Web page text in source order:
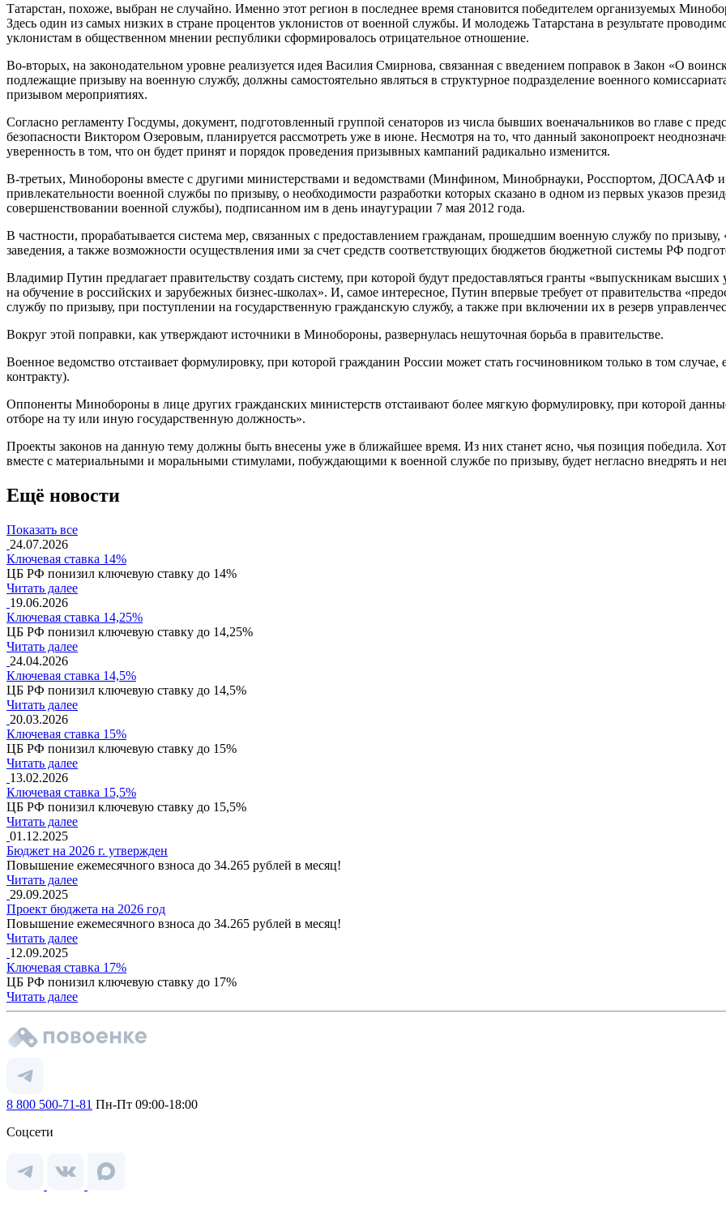
Татарстан, похоже, выбран не случайно. Именно этот регион в последнее время становится победителем организуемых
Здесь один из самых низких в стране процентов уклонистов от военной службы. И молодежь Татарстана в результате
уклонистам в общественном мнении республики сформировалось отрицательное отношение.
Во-вторых, на законодательном уровне реализуется идея Василия Смирнова, связанная с введением поправок в Закон «О
подлежащие призыву на военную службу, должны самостоятельно являться в структурное подразделение военного
призывом мероприятиях.
Согласно регламенту Госдумы, документ, подготовленный группой сенаторов из числа бывших военачальников во главе с
безопасности Виктором Озеровым, планируется рассмотреть уже в июне. Несмотря на то, что данный законопроект
уверенность в том, что он будет принят и порядок проведения призывных кампаний радикально изменится.
В-третьих, Минобороны вместе с другими министерствами и ведомствами (Минфином, Минобрнауки, Росспортом, ДОСААФ
привлекательности военной службы по призыву, о необходимости разработки которых сказано в одном из первых указов
совершенствовании военной службы), подписанном им в день инаугурации 7 мая 2012 года.
В частности, прорабатывается система мер, связанных с предоставлением гражданам, прошедшим военную службу по
заведения, а также возможности осуществления ими за счет средств соответствующих бюджетов бюджетной системы РФ
Владимир Путин предлагает правительству создать систему, при которой будут предоставляться гранты «выпускникам
на обучение в российских и зарубежных бизнес-школах». И, самое интересное, Путин впервые требует от правительства
службу по призыву, при поступлении на государственную гражданскую службу, а также при включении их в резерв
Вокруг этой поправки, как утверждают источники в Минобороны, развернулась нешуточная борьба в правительстве.
Военное ведомство отстаивает формулировку, при которой гражданин России может стать госчиновником только в том
контракту).
Оппоненты Минобороны в лице других гражданских министерств отстаивают более мягкую формулировку, при которой
отборе на ту или иную государственную должность».
Проекты законов на данную тему должны быть внесены уже в ближайшее время. Из них станет ясно, чья позиция победила.
вместе с материальными и моральными стимулами, побуждающими к военной службе по призыву, будет негласно внедрять и
Ещё новости
Показать все
24.07.2026
Ключевая ставка 14%
ЦБ РФ понизил ключевую ставку до 14%
Читать далее
19.06.2026
Ключевая ставка 14,25%
ЦБ РФ понизил ключевую ставку до 14,25%
Читать далее
24.04.2026
Ключевая ставка 14,5%
ЦБ РФ понизил ключевую ставку до 14,5%
Читать далее
20.03.2026
Ключевая ставка 15%
ЦБ РФ понизил ключевую ставку до 15%
Читать далее
13.02.2026
Ключевая ставка 15,5%
ЦБ РФ понизил ключевую ставку до 15,5%
Читать далее
01.12.2025
Бюджет на 2026 г. утвержден
Повышение ежемесячного взноса до 34.265 рублей в месяц!
Читать далее
29.09.2025
Проект бюджета на 2026 год
Повышение ежемесячного взноса до 34.265 рублей в месяц!
Читать далее
12.09.2025
Ключевая ставка 17%
ЦБ РФ понизил ключевую ставку до 17%
Читать далее
8 800 500-71-81 Пн-Пт 09:00-18:00
Соцсети